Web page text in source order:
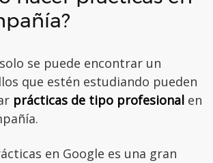
se puede encontrar un
que estén estudiando pueden
prácticas de tipo profesional en
en Google es una gran